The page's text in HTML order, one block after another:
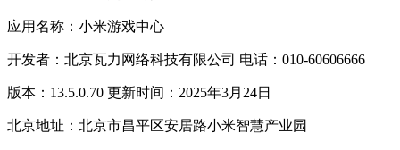
应用名称：小米游戏中心
开发者：北京瓦力网络科技有限公司 电话：010-60606666
版本：13.5.0.70 更新时间：2025年3月24日
北京地址：北京市昌平区安居路小米智慧产业园